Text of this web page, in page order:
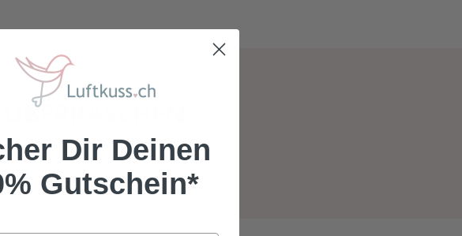
Dir Deinen
Gutschein*